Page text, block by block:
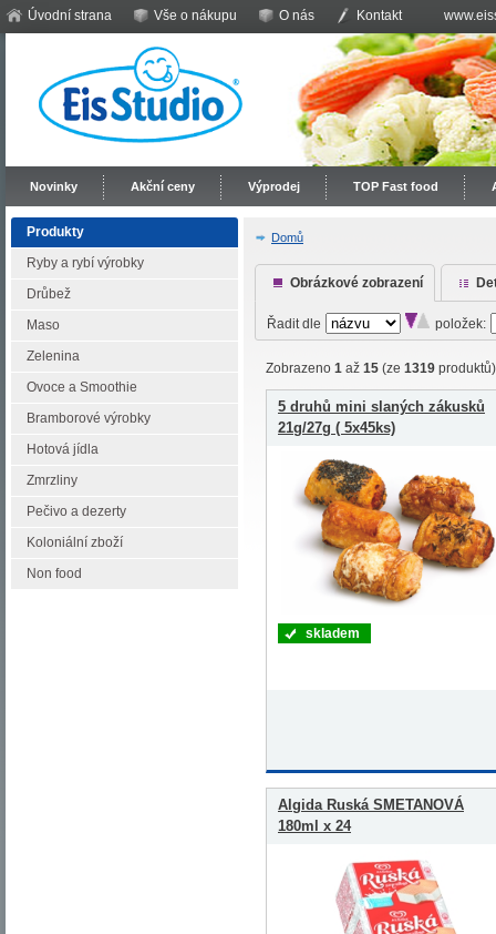
Úvodní strana Vše o nákupu O nás Kontakt
Novinky Akční ceny Výprodej TOP Fast food
Produkty
Ryby a rybí výrobky
Drůbež
Maso
Zelenina
Ovoce a Smoothie
Bramborové výrobky
Hotová jídla
Zmrzliny
Pečivo a dezerty
Koloniální zboží
Non food
Domů
Obrázkové zobrazení
Řadit dle položek:
Zobrazeno 1 až 15 (ze 1319 produktů)
5 druhů mini slaných zákusků
21g/27g ( 5x45ks)
skladem
Algida Ruská SMETANOVÁ
180ml x 24